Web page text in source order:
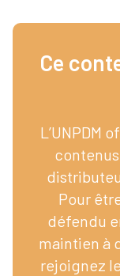
Ce
L’UNPDM
Pour
défendu
maintien à
rejoignez